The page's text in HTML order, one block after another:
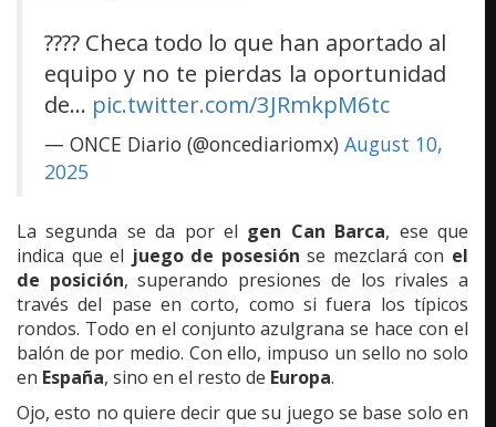
???? Checa todo lo que han aportado al
equipo y no te pierdas la oportunidad
de… pic.twitter.com/3JRmkpM6tc
— ONCE Diario (@oncediariomx) August 10,
2025
La segunda se da por el gen Can Barca, ese que
indica que el juego de posesión se mezclará con el
de posición, superando presiones de los rivales a
través del pase en corto, como si fuera los típicos
rondos. Todo en el conjunto azulgrana se hace con el
balón de por medio. Con ello, impuso un sello no solo
en España, sino en el resto de Europa.
Ojo, esto no quiere decir que su juego se base solo en